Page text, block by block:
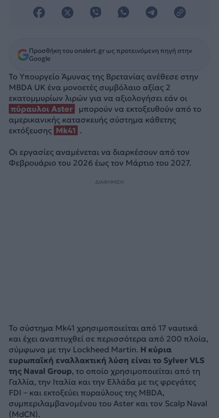
Προσθήκη του onalert.gr ως προτεινόμενη πηγή στην
Google
Το Υπουργείο Άμυνας της Βρετανίας ανέθεσε στην
MBDA UK ένα μονοετές συμβόλαιο αξίας 2
εκατομμυρίων λιρών για να αξιολογήσει εάν οι
πύραυλοι Aster
μπορούν να εκτοξευθούν από το
αμερικανικής κατασκευής σύστημα κάθετης
εκτόξευσης Mk41 .
Οι εργασίες αναμένεται να διαρκέσουν από τον
Φεβρουάριο του 2026 έως τον Μάρτιο του 2027.
ΔΙΑΦΗΜΙΣΗ
Το σύστημα Mk41 χρησιμοποιείται από 17 ναυτικά
και έχει αναπτυχθεί σε περισσότερα από 200 πλοία,
σύμφωνα με την Lockheed Martin. Η κύρια
ευρωπαϊκή εναλλακτική λύση είναι το Sylver VLS
της Naval Group, το οποίο χρησιμοποιείται από τη
Γαλλία, την Ιταλία και την Ελλάδα με τις φρεγάτες
FDI – και εκτοξεύει πυραύλους της MBDA,
συμπεριλαμβανομένου του Aster και τον Scalp Naval
(MdCN).